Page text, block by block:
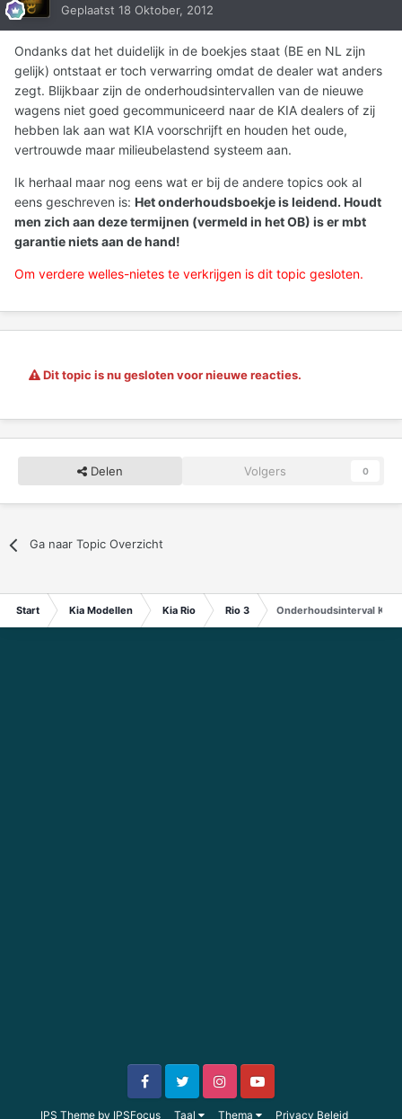
Geplaatst 18 Oktober, 2012
Ondanks dat het duidelijk in de boekjes staat (BE en NL zijn
gelijk) ontstaat er toch verwarring omdat de dealer wat anders
zegt. Blijkbaar zijn de onderhoudsintervallen van de nieuwe
wagens niet goed gecommuniceerd naar de KIA dealers of zij
hebben lak aan wat KIA voorschrijft en houden het oude,
vertrouwde maar milieubelastend systeem aan.
Ik herhaal maar nog eens wat er bij de andere topics ook al
eens geschreven is: Het onderhoudsboekje is leidend. Houdt
men zich aan deze termijnen (vermeld in het OB) is er mbt
garantie niets aan de hand!
Om verdere welles-nietes te verkrijgen is dit topic gesloten.
Dit topic is nu gesloten voor nieuwe reacties.
Delen Volgers 0
Ga naar Topic Overzicht
Start Kia Modellen Kia Rio Rio 3 Onderhoudsinterval Kia
IPS Theme by IPSFocus Taal Thema Privacy Beleid